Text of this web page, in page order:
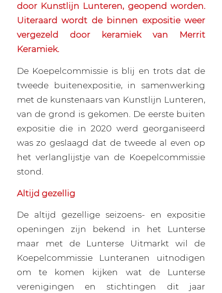
door Kunstlijn Lunteren, geopend worden.
Uiteraard wordt de binnen expositie weer
vergezeld door keramiek van Merrit
Keramiek.
De Koepelcommissie is blij en trots dat de
tweede buitenexpositie, in samenwerking
met de kunstenaars van Kunstlijn Lunteren,
van de grond is gekomen. De eerste buiten
expositie die in 2020 werd georganiseerd
was zo geslaagd dat de tweede al even op
het verlanglijstje van de Koepelcommissie
stond.
Altijd gezellig
De altijd gezellige seizoens- en expositie
openingen zijn bekend in het Lunterse
maar met de Lunterse Uitmarkt wil de
Koepelcommissie Lunteranen uitnodigen
om te komen kijken wat de Lunterse
verenigingen en stichtingen dit jaar